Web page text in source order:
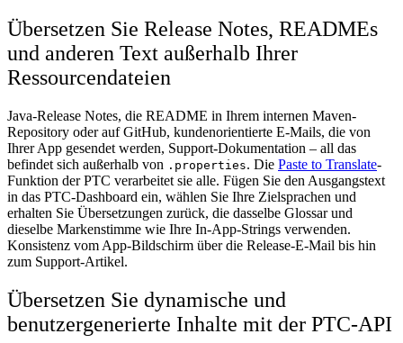
Übersetzen Sie Release Notes, READMEs
und anderen Text außerhalb Ihrer
Ressourcendateien
Java-Release Notes, die README in Ihrem internen Maven-
Repository oder auf GitHub, kundenorientierte E-Mails, die von
Ihrer App gesendet werden, Support-Dokumentation – all das
befindet sich außerhalb von .properties. Die Paste to Translate-
Funktion der PTC verarbeitet sie alle. Fügen Sie den Ausgangstext
in das PTC-Dashboard ein, wählen Sie Ihre Zielsprachen und
erhalten Sie Übersetzungen zurück, die dasselbe Glossar und
dieselbe Markenstimme wie Ihre In-App-Strings verwenden.
Konsistenz vom App-Bildschirm über die Release-E-Mail bis hin
zum Support-Artikel.
Übersetzen Sie dynamische und
benutzergenerierte Inhalte mit der PTC-API